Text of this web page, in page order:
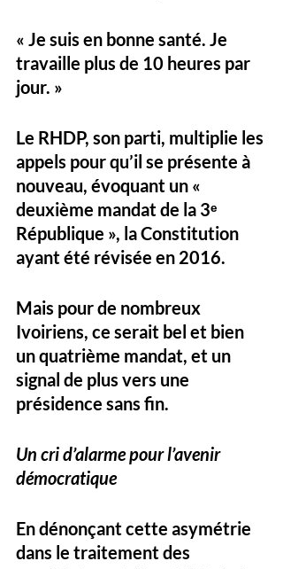
« Je suis en bonne santé. Je
travaille plus de 10 heures par
jour. »
Le RHDP, son parti, multiplie les
appels pour qu’il se présente à
nouveau, évoquant un «
deuxième mandat de la 3ᵉ
République », la Constitution
ayant été révisée en 2016.
Mais pour de nombreux
Ivoiriens, ce serait bel et bien
un quatrième mandat, et un
signal de plus vers une
présidence sans fin.
Un cri d’alarme pour l’avenir
démocratique
En dénonçant cette asymétrie
dans le traitement des